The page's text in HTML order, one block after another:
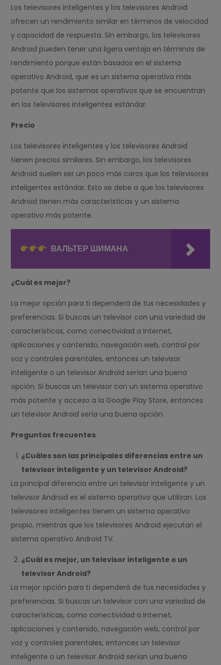
Los televisores inteligentes y los televisores Android
ofrecen un rendimiento similar en términos de velocidad
y capacidad de respuesta. Sin embargo, los televisores
Android pueden tener una ligera ventaja en términos de
rendimiento porque están basados en el sistema
operativo Android, que es un sistema operativo más
potente que los sistemas operativos que se encuentran
en los televisores inteligentes estándar.
Precio
Los televisores inteligentes y los televisores Android
tienen precios similares. Sin embargo, los televisores
Android suelen ser un poco más caros que los televisores
inteligentes estándar. Esto se debe a que los televisores
Android tienen más características y un sistema
operativo más potente.
ВАЛЬТЕР ШИМАНА
¿Cuál es mejor?
La mejor opción para ti dependerá de tus necesidades y
preferencias. Si buscas un televisor con una variedad de
características, como conectividad a Internet,
aplicaciones y contenido, navegación web, control por
voz y controles parentales, entonces un televisor
inteligente o un televisor Android serían una buena
opción. Si buscas un televisor con un sistema operativo
más potente y acceso a la Google Play Store, entonces
un televisor Android sería una buena opción.
Preguntas frecuentes
¿Cuáles son las principales diferencias entre un
televisor inteligente y un televisor Android?
La principal diferencia entre un televisor inteligente y un
televisor Android es el sistema operativo que utilizan. Los
televisores inteligentes tienen un sistema operativo
propio, mientras que los televisores Android ejecutan el
sistema operativo Android TV.
¿Cuál es mejor, un televisor inteligente o un
televisor Android?
La mejor opción para ti dependerá de tus necesidades y
preferencias. Si buscas un televisor con una variedad de
características, como conectividad a Internet,
aplicaciones y contenido, navegación web, control por
voz y controles parentales, entonces un televisor
inteligente o un televisor Android serían una buena